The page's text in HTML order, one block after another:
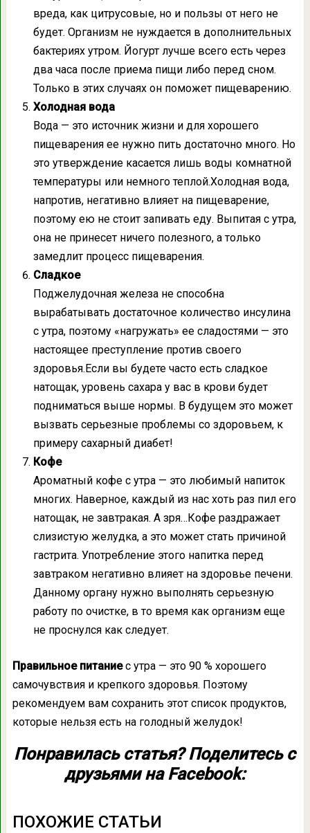
вреда, как цитрусовые, но и пользы от него не
будет. Организм не нуждается в дополнительных
бактериях утром. Йогурт лучше всего есть через
два часа после приема пищи либо перед сном.
Только в этих случаях он поможет пищеварению.
Холодная вода
Вода — это источник жизни и для хорошего
пищеварения ее нужно пить достаточно много. Но
это утверждение касается лишь воды комнатной
температуры или немного теплой.Холодная вода,
напротив, негативно влияет на пищеварение,
поэтому ею не стоит запивать еду. Выпитая с утра,
она не принесет ничего полезного, а только
замедлит процесс пищеварения.
Сладкое
Поджелудочная железа не способна
вырабатывать достаточное количество инсулина
с утра, поэтому «нагружать» ее сладостями — это
настоящее преступление против своего
здоровья.Если вы будете часто есть сладкое
натощак, уровень сахара у вас в крови будет
подниматься выше нормы. В будущем это может
вызвать серьезные проблемы со здоровьем, к
примеру сахарный диабет!
Кофе
Ароматный кофе с утра — это любимый напиток
многих. Наверное, каждый из нас хоть раз пил его
натощак, не завтракая. А зря…Кофе раздражает
слизистую желудка, а это может стать причиной
гастрита. Употребление этого напитка перед
завтраком негативно влияет на здоровье печени.
Данному органу нужно выполнять серьезную
работу по очистке, в то время как организм еще
не проснулся как следует.
Правильное питаниес утра — это 90 % хорошего
самочувствия и крепкого здоровья. Поэтому
рекомендуем вам сохранить этот список продуктов,
которые нельзя есть на голодный желудок!
Понравилась статья? Поделитесь с
друзьями на Facebook:
ПОХОЖИЕ СТАТЬИ